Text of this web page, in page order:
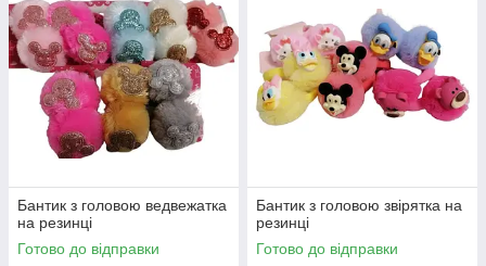
Бантик з головою ведвежатка
на резинці
Готово до відправки
Бантик з головою звірятка на
резинці
Готово до відправки